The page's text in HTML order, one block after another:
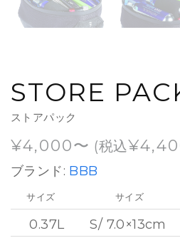
STORE
ストアパック
¥4,000 (税込¥
ブランド: BBB
サイズ
0.37L
サイズ
S/ 7.0×13cm